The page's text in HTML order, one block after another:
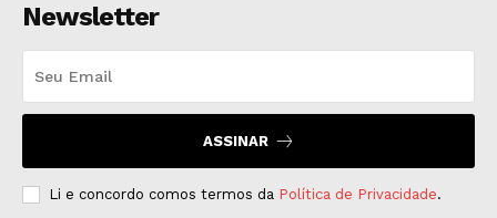
Newsletter
ASSINAR
Li e concordo comos termos da Política de Privacidade.